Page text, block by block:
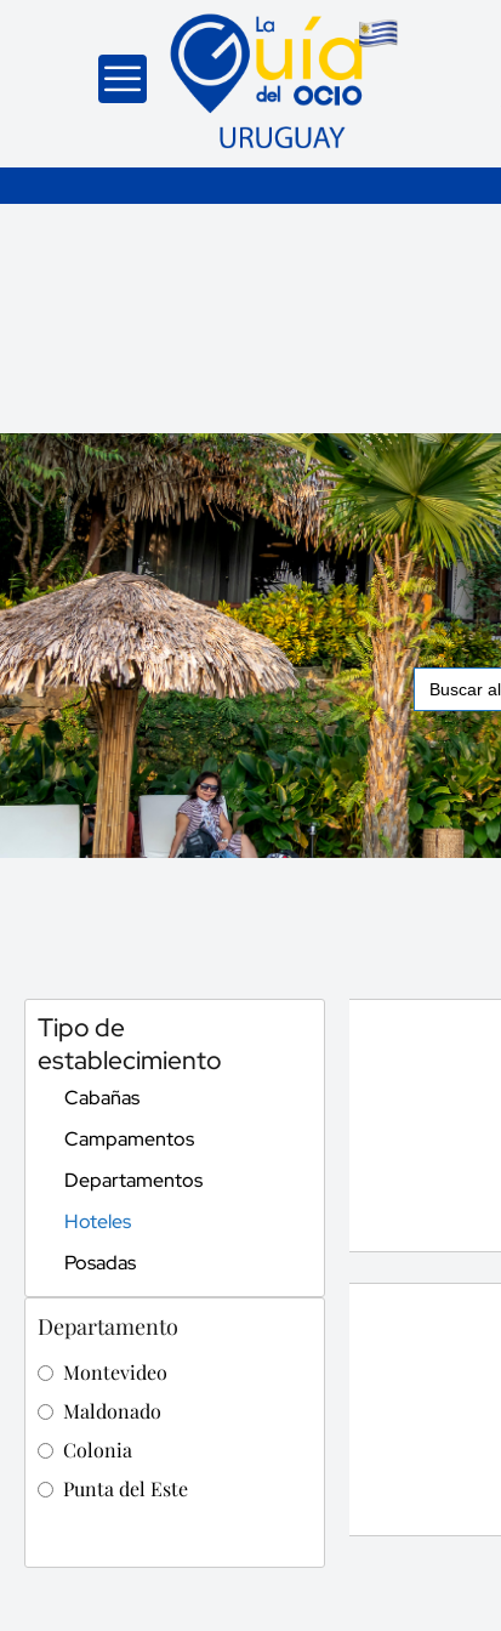
Buscar:
Tipo de
establecimiento
Cabañas
Campamentos
Departamentos
Hoteles
Posadas
Departamento
Montevideo
Maldonado
Colonia
Punta del Este